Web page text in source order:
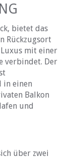
bietet das
Rückzugsort
mit einer
verbindet. Der
einen
Balkon
und
über zwei